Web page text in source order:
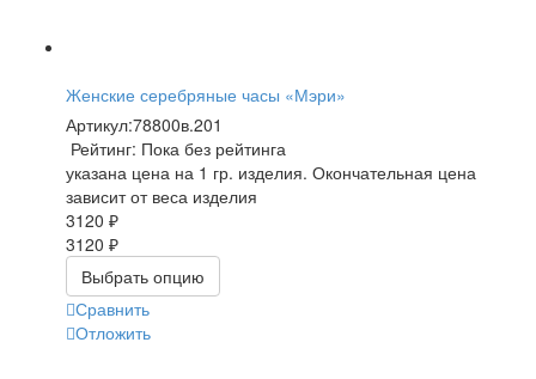
Женские серебряные часы «Мэри»
Артикул:78800в.201
Рейтинг: Пока без рейтинга
указана цена на 1 гр. изделия. Окончательная цена
зависит от веса изделия
3120 ₽
3120 ₽
Выбрать опцию
Сравнить
Отложить